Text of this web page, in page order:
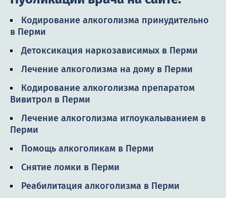
Кодирование алкоголизма принудительно
в Перми
Детоксикация наркозависимых в Перми
Лечение алкоголизма на дому в Перми
Кодирование алкоголизма препаратом
Вивитрол в Перми
Лечение алкоголизма иглоукалыванием в
Перми
Помощь алкоголикам в Перми
Снятие ломки в Перми
Реабилитация алкоголизма в Перми